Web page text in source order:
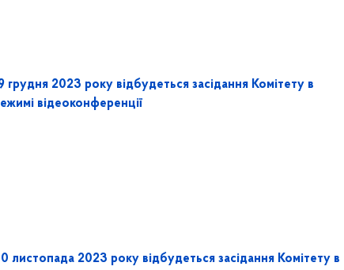
грудня 2023 року відбудеться засідання Комітету в
відеоконференції
листопада 2023 року відбудеться засідання Комітету в